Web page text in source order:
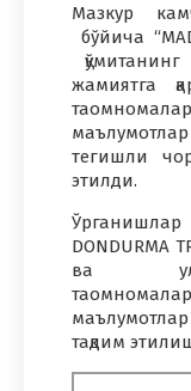
Мазкур
бўйича
жамиятга
тегишли
этилди.
DONDURMA
ва
тақдим